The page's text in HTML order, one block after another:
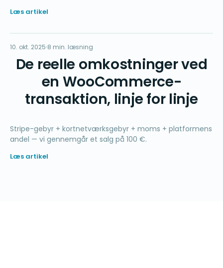
Læs artikel
ØKONOMI
Σ
10. okt. 2025 8 min. læsning
De reelle omkostninger ved
en WooCommerce-
transaktion, linje for linje
Stripe-gebyr + kortnetværksgebyr + moms + platformens
andel — vi gennemgår et salg på 100 €.
Læs artikel